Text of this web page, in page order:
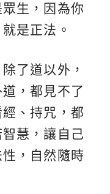
生，因為你
是正法。
了道以外，
，都見不了
、持咒，都
慧，讓自己
，自然隨時